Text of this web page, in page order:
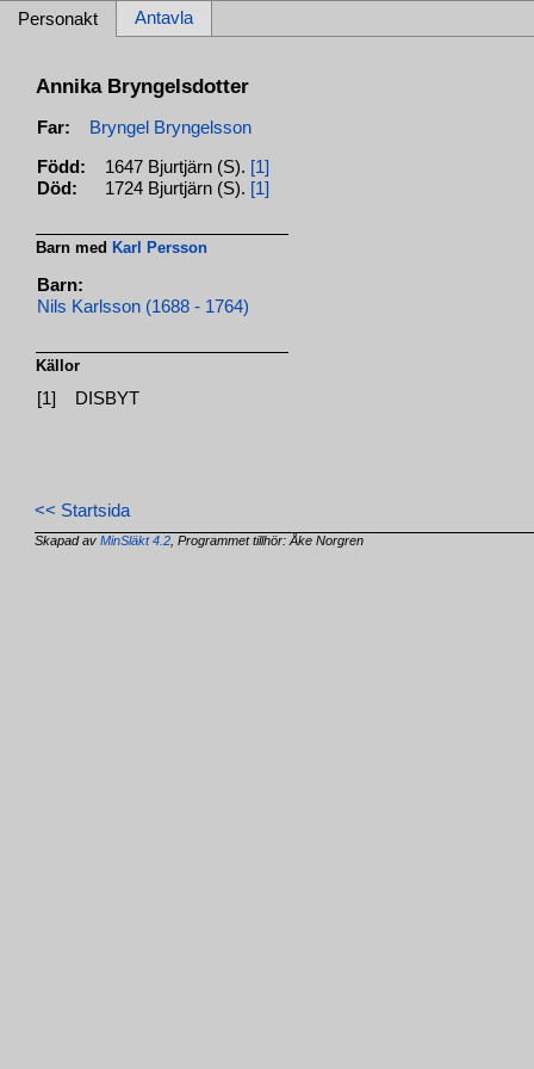
Personakt Antavla
Annika Bryngelsdotter
Far: Bryngel Bryngelsson
Född: 1647 Bjurtjärn (S). [1]
Död:
1724 Bjurtjärn (S). [1]
Barn med Karl Persson
Barn:
Nils Karlsson (1688 - 1764)
Källor
[1] DISBYT
<< Startsida
Skapad avMinSläkt 4.2 , Programmet tillhör: Åke Norgren